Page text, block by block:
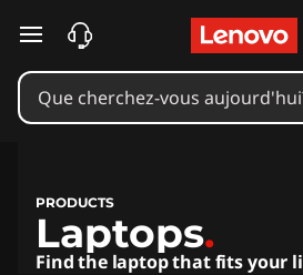
a
p
PRODUCTS
Laptops.
Find the laptop that fits your